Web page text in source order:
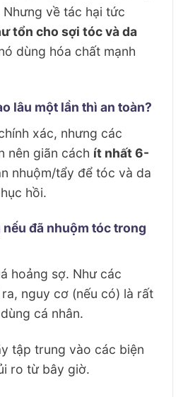
về tác hại tức
tổn cho sợi tóc và da
dùng hóa chất mạnh
lâu một lần thì an toàn?
xác, nhưng các
nên giãn cách ít nhất 6-
nhuộm/tẩy để tóc và da
hồi.
đã nhuộm tóc trong
hoảng sợ. Như các
nguy cơ (nếu có) là rất
cá nhân.
tập trung vào các biện
ro từ bây giờ.